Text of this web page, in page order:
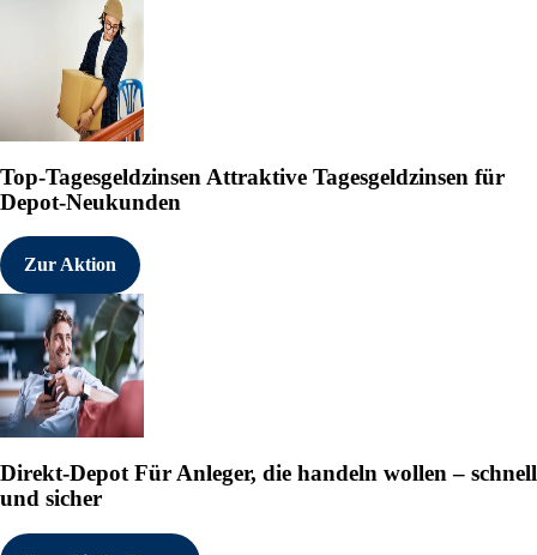
Top-Tagesgeldzinsen Attraktive Tagesgeldzinsen für
Depot-Neukunden
Zur Aktion
Direkt-Depot Für Anleger, die handeln wollen – schnell
und sicher